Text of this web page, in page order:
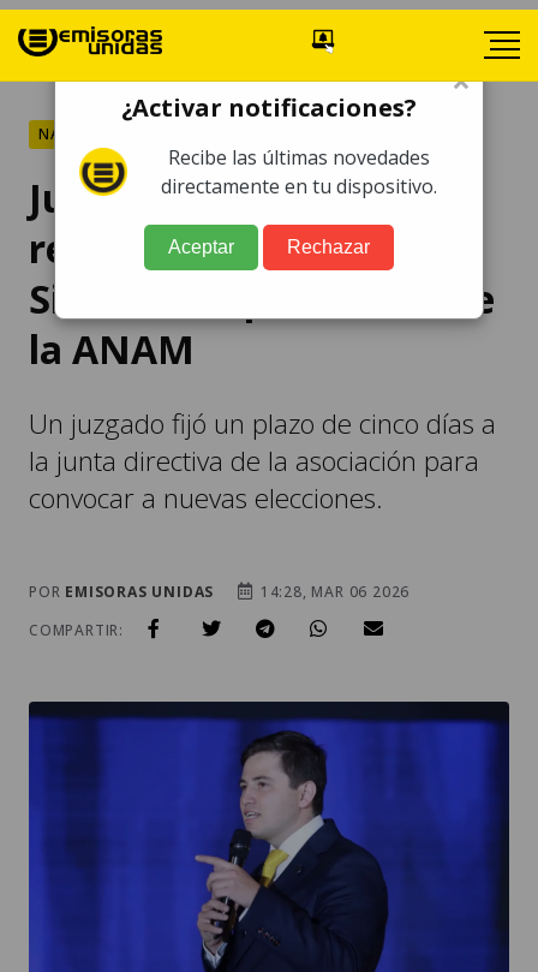
NACIONALES
Juzgado suspende
reelección de Sebastián
Siero como presidente de
la ANAM
Un juzgado fijó un plazo de cinco días a
la junta directiva de la asociación para
convocar a nuevas elecciones.
POR EMISORAS UNIDAS
14:28, MAR 06 2026
COMPARTIR:
×
¿Activar notificaciones?
Recibe las últimas novedades
directamente en tu dispositivo.
Aceptar Rechazar